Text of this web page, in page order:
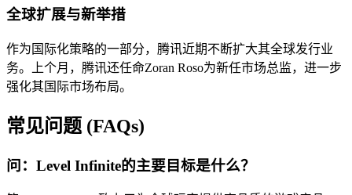
全球扩展与新举措
作为国际化策略的一部分，腾讯近期不断扩大其全球发行业
务。上个月，腾讯还任命Zoran Roso为新任市场总监，进一步
强化其国际市场布局。
常见问题 (FAQs)
问：Level Infinite的主要目标是什么？